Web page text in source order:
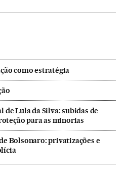
como estratégia
Lula da Silva: subidas de
para as minorias
Bolsonaro: privatizações e